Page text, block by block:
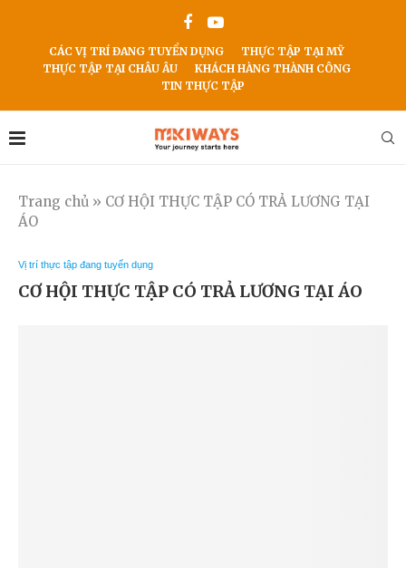
CÁC VỊ TRÍ ĐANG TUYỂN DỤNG
THỰC TẬP TẠI MỸ
THỰC TẬP TẠI CHÂU ÂU
KHÁCH HÀNG THÀNH CÔNG
TIN THỰC TẬP
Trang chủ » CƠ HỘI THỰC TẬP CÓ TRẢ LƯƠNG TẠI
ÁO
Vị trí thực tập đang tuyển dụng
CƠ HỘI THỰC TẬP CÓ TRẢ LƯƠNG TẠI ÁO